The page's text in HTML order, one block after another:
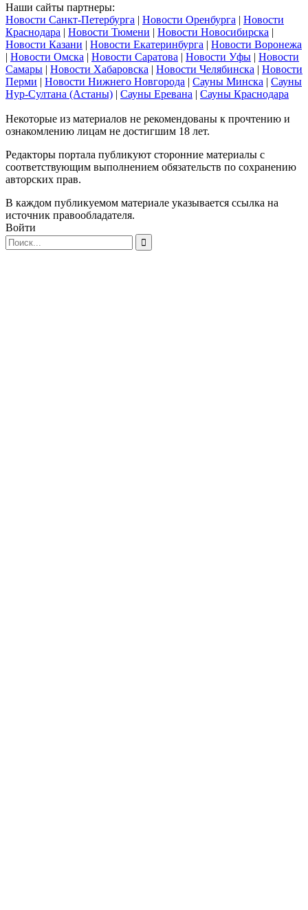
Наши сайты партнеры:
Новости Санкт-Петербурга | Новости Оренбурга | Новости
Краснодара | Новости Тюмени | Новости Новосибирска |
Новости Казани | Новости Екатеринбурга | Новости Воронежа
| Новости Омска | Новости Саратова | Новости Уфы | Новости
Самары | Новости Хабаровска | Новости Челябинска | Новости
Перми | Новости Нижнего Новгорода | Сауны Минска | Сауны
Нур-Султана (Астаны) | Сауны Еревана | Сауны Краснодара
Некоторые из материалов не рекомендованы к прочтению и
ознакомлению лицам не достигшим 18 лет.
Редакторы портала публикуют сторонние материалы с
соответствующим выполнением обязательств по сохранению
авторских прав.
В каждом публикуемом материале указывается ссылка на
источник правообладателя.
Войти